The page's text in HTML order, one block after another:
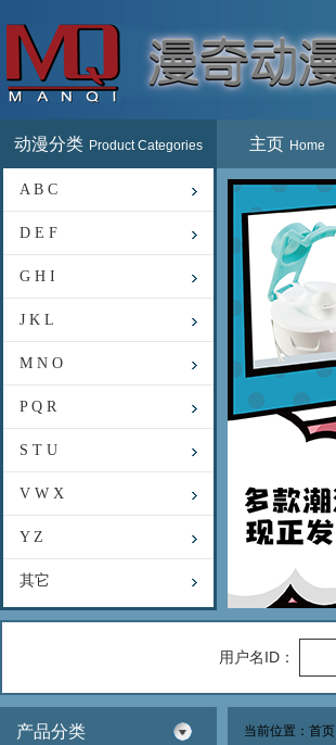
动漫分类 Product Categories
A B C
D E F
G H I
J K L
M N O
P Q R
S T U
V W X
Y Z
其它
主页 Home
用户名ID：
产品分类 当前位置： 首页